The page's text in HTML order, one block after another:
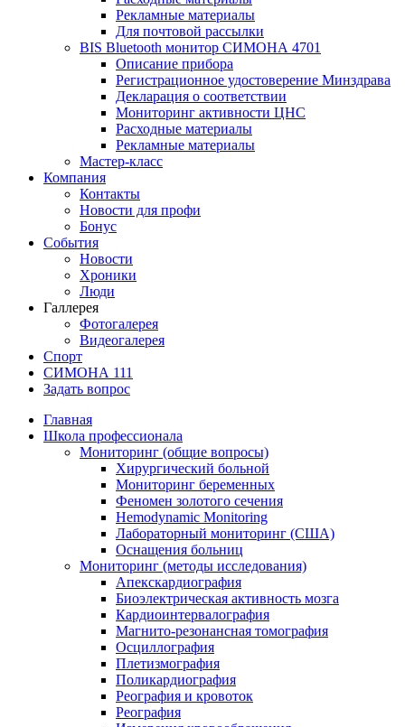
Рекламные материалы
Для почтовой рассылки
BIS Bluetooth монитор СИМОНА 4701
Описание прибора
Регистрационное удостоверение Минздрава
Декларация о соответствии
Мониторинг активности ЦНС
Расходные материалы
Рекламные материалы
Мастер-класс
Компания
Контакты
Новости для профи
Бонус
События
Новости
Хроники
Люди
Галлерея
Фотогалерея
Видеогалерея
Спорт
СИМОНА 111
Задать вопрос
Главная
Школа профессионала
Мониторинг (общие вопросы)
Хирургический больной
Мониторинг беременных
Феномен золотого сечения
Hemodynamic Monitoring
Лабораторный мониторинг (США)
Оснащения больниц
Мониторинг (методы исследования)
Апекскардиография
Биоэлектрическая активность мозга
Кардиоинтервалография
Магнито-резонансная томография
Осциллография
Плетизмография
Поликардиография
Реография и кровоток
Реография